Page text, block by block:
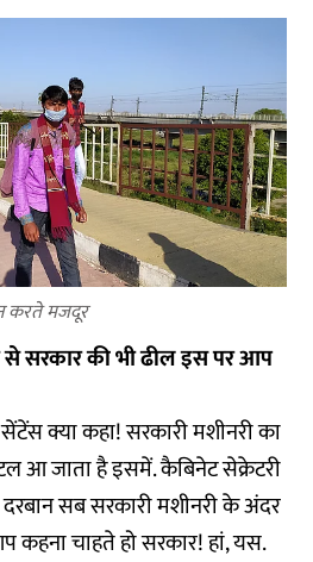
करते मजदूर
सरकार की भी ढील इस पर आप
क्या कहा! सरकारी मशीनरी का
आ जाता है इसमें. कैबिनेट सेक्रेटरी
सब सरकारी मशीनरी के अंदर
चाहते हो सरकार! हां, यस.